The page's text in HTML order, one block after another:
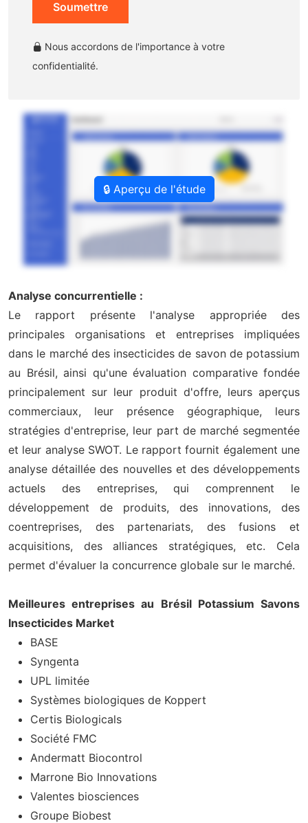
Soumettre
Nous accordons de l'importance à votre
confidentialité.
🔒 Aperçu de l'étude
Analyse concurrentielle :
Le rapport présente l'analyse appropriée des
principales organisations et entreprises impliquées
dans le marché des insecticides de savon de potassium
au Brésil, ainsi qu'une évaluation comparative fondée
principalement sur leur produit d'offre, leurs aperçus
commerciaux, leur présence géographique, leurs
stratégies d'entreprise, leur part de marché segmentée
et leur analyse SWOT. Le rapport fournit également une
analyse détaillée des nouvelles et des développements
actuels des entreprises, qui comprennent le
développement de produits, des innovations, des
coentreprises, des partenariats, des fusions et
acquisitions, des alliances stratégiques, etc. Cela
permet d'évaluer la concurrence globale sur le marché.
Meilleures entreprises au Brésil Potassium Savons
Insecticides Market
BASE
Syngenta
UPL limitée
Systèmes biologiques de Koppert
Certis Biologicals
Société FMC
Andermatt Biocontrol
Marrone Bio Innovations
Valentes biosciences
Groupe Biobest